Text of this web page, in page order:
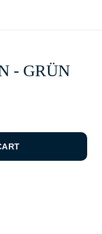
- GRÜN